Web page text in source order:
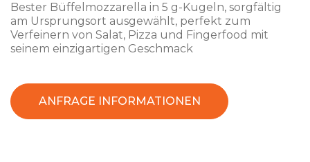
Bester Büffelmozzarella in 5 g-Kugeln, sorgfältig
am Ursprungsort ausgewählt, perfekt zum
Verfeinern von Salat, Pizza und Fingerfood mit
seinem einzigartigen Geschmack
ANFRAGE INFORMATIONEN